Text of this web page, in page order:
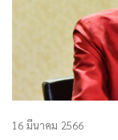
16 มีนาคม 2566